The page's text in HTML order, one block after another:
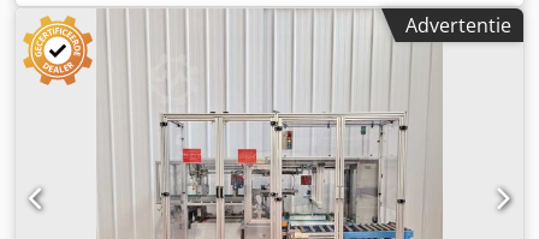
uitgesorteerd. Machine (optie): Controle op volledigheid
voor kratten met volle verpakkingen van dranken.
Formaten: 0,5 liter NRW-flessen in kratten van 20 en 9
stuks. Materiaal: behuizing van roestvrij staal. Dodpfxozizx
Rs Akqekr Positie: in een staande behuizing met poten.
Uitrusting: krattransport; behuizing; uitsorteersysteem;
schakelkast met digitaal bedieningspaneel.
Advertentie